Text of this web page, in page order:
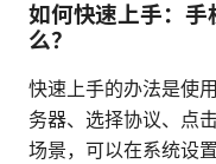
如何快速上手：
么？
快速上手的办法是使
务器、选择协议、点
场景，可以在系统设